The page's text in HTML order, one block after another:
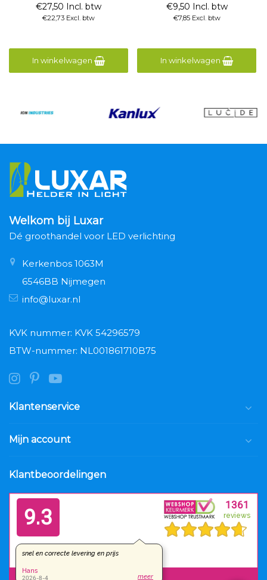
€27,50 Incl. btw
€22,73 Excl. btw
In winkelwagen
€9,50 Incl. btw
€7,85 Excl. btw
In winkelwagen
Welkom bij Luxar
Dé groothandel voor LED verlichting
Kerkenbos 1063M
6546BB Nijmegen
info@luxar.nl
KVK nummer: KVK 54296579
BTW-nummer: NL001861710B75
Klantenservice
Mijn account
Klantbeoordelingen